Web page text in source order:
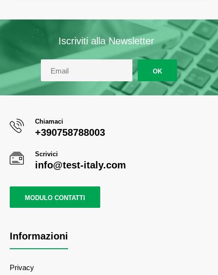
Iscriviti alla Newsletter
OK
Chiamaci
+390758788003
Scrivici
info@test-italy.com
MODULO CONTATTI
Informazioni
Privacy